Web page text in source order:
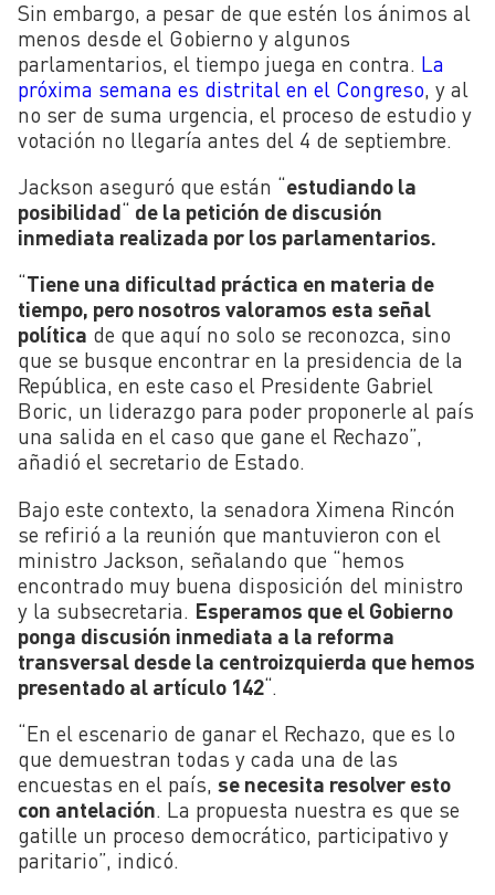
Sin embargo, a pesar de que estén los ánimos al
menos desde el Gobierno y algunos
parlamentarios, el tiempo juega en contra. La
próxima semana es distrital en el Congreso, y al
no ser de suma urgencia, el proceso de estudio y
votación no llegaría antes del 4 de septiembre.
Jackson aseguró que están “estudiando la
posibilidad“ de la petición de discusión
inmediata realizada por los parlamentarios.
“Tiene una dificultad práctica en materia de
tiempo, pero nosotros valoramos esta señal
política de que aquí no solo se reconozca, sino
que se busque encontrar en la presidencia de la
República, en este caso el Presidente Gabriel
Boric, un liderazgo para poder proponerle al país
una salida en el caso que gane el Rechazo”,
añadió el secretario de Estado.
Bajo este contexto, la senadora Ximena Rincón
se refirió a la reunión que mantuvieron con el
ministro Jackson, señalando que “hemos
encontrado muy buena disposición del ministro
y la subsecretaria. Esperamos que el Gobierno
ponga discusión inmediata a la reforma
transversal desde la centroizquierda que hemos
presentado al artículo 142“.
“En el escenario de ganar el Rechazo, que es lo
que demuestran todas y cada una de las
encuestas en el país, se necesita resolver esto
con antelación. La propuesta nuestra es que se
gatille un proceso democrático, participativo y
paritario”, indicó.